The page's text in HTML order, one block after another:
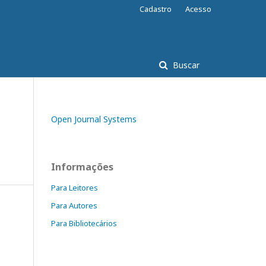
Buscar
Cadastro Acesso
Open Journal Systems
Informações
Para Leitores
Para Autores
Para Bibliotecários